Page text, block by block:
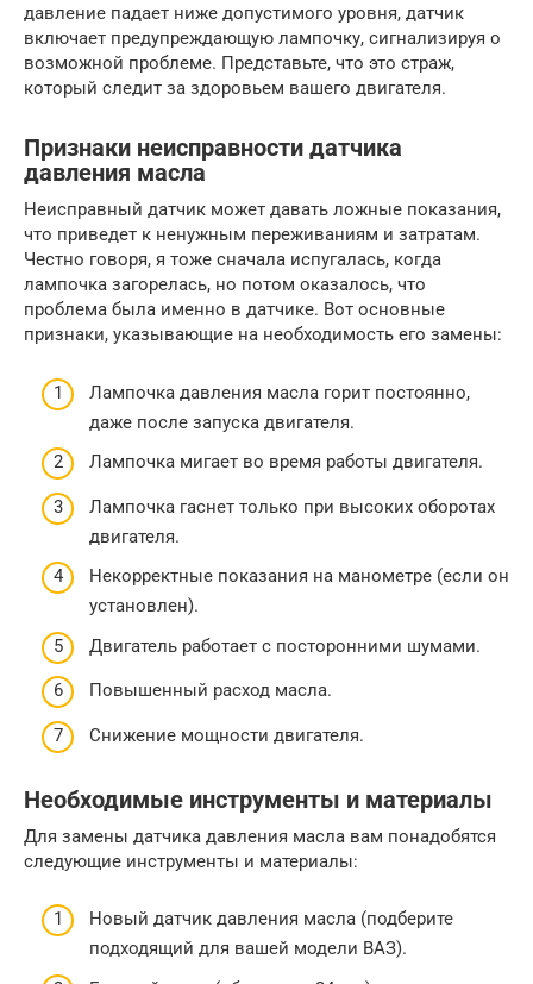
давление падает ниже допустимого уровня, датчик
включает предупреждающую лампочку, сигнализируя о
возможной проблеме. Представьте, что это страж,
который следит за здоровьем вашего двигателя.
Признаки неисправности датчика
давления масла
Неисправный датчик может давать ложные показания,
что приведет к ненужным переживаниям и затратам.
Честно говоря, я тоже сначала испугалась, когда
лампочка загорелась, но потом оказалось, что
проблема была именно в датчике. Вот основные
признаки, указывающие на необходимость его замены:
Лампочка давления масла горит постоянно,
даже после запуска двигателя.
Лампочка мигает во время работы двигателя.
Лампочка гаснет только при высоких оборотах
двигателя.
Некорректные показания на манометре (если он
установлен).
Двигатель работает с посторонними шумами.
Повышенный расход масла.
Снижение мощности двигателя.
Необходимые инструменты и материалы
Для замены датчика давления масла вам понадобятся
следующие инструменты и материалы:
Новый датчик давления масла (подберите
подходящий для вашей модели ВАЗ).